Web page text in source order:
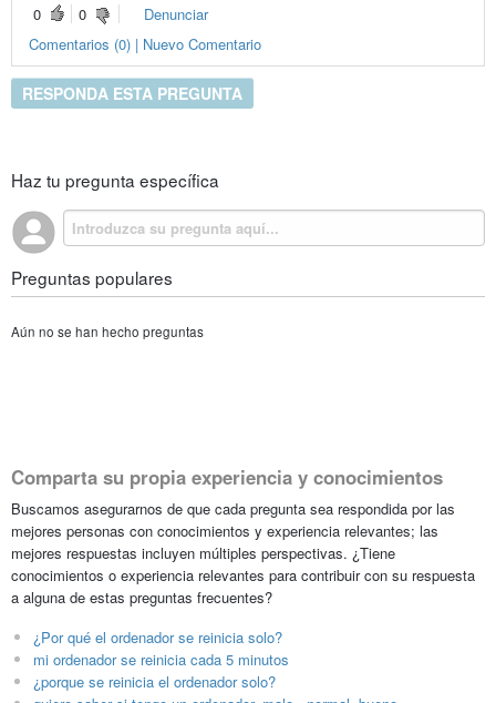
0
0
Denunciar
Comentarios (0) | Nuevo Comentario
RESPONDA ESTA PREGUNTA
Haz tu pregunta específica
Preguntas populares
Aún no se han hecho preguntas
Comparta su propia experiencia y conocimientos
Buscamos asegurarnos de que cada pregunta sea respondida por las
mejores personas con conocimientos y experiencia relevantes; las
mejores respuestas incluyen múltiples perspectivas. ¿Tiene
conocimientos o experiencia relevantes para contribuir con su respuesta
a alguna de estas preguntas frecuentes?
¿Por qué el ordenador se reinicia solo?
mi ordenador se reinicia cada 5 minutos
¿porque se reinicia el ordenador solo?